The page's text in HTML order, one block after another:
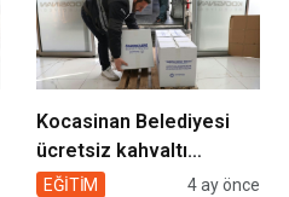
Kocasinan Belediyesi
ücretsiz kahvaltı
desteği projesi
EĞİTİM 4 ay önce